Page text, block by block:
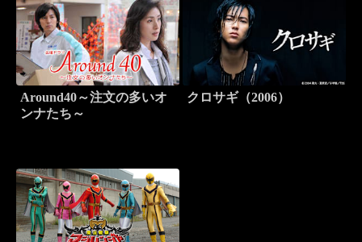
Around40～注文の多いオ
ンナたち～
クロサギ（2006）